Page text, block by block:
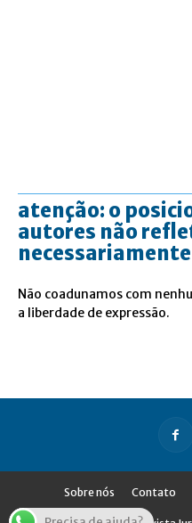
atenção: o
autores não
Não coadunamos com
a liberdade de expressão.
Sobre nós Contato